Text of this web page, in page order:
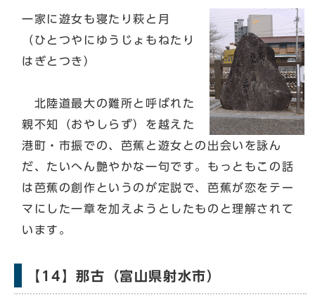
一家に遊女も寝たり萩と月
（ひとつやにゆうじょもねたり
はぎとつき）
北陸道最大の難所と呼ばれた
親不知（おやしらず）を越えた
港町・市振での、芭蕉と遊女との出会いを詠ん
だ、たいへん艶やかな一句です。もっともこの話
は芭蕉の創作というのが定説で、芭蕉が恋をテー
マにした一章を加えようとしたものと理解されて
います。
【14】那古（富山県射水市）